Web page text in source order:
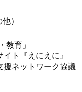
）
教育」
ト『えにえに』
援ネットワーク協議